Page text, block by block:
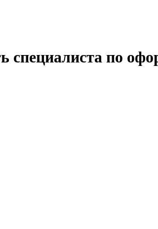
специалиста по